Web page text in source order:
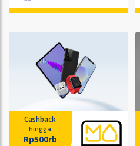
Cashback
hingga
Rp500rb